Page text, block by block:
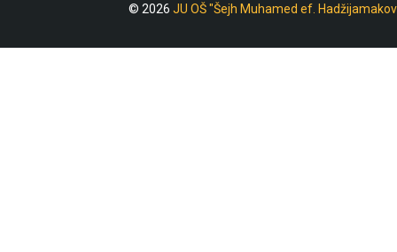
© 2026 JU OŠ "Šejh Muhamed ef.